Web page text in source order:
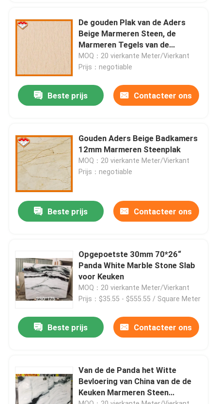
Producten
Over ons
Fabriekstocht
Neem contact met ons op
Gevallen
Vraag een offerte
De Plakken van de granietsteen
De gouden Plak van de Aders
Beige Marmeren Steen, de
Marmeren Tegels van de
Stijlbadkamers
MOQ：20 vierkante Meter/Vierkant
Prijs：negotiable
Beste prijs Contacteer ons
Gouden Aders Beige Badkamers
12mm Marmeren Steenplak
MOQ：20 vierkante Meter/Vierkant
Prijs：negotiable
Beste prijs Contacteer ons
Opgepoetste 30mm 70*26“
Panda White Marble Stone Slab
voor Keuken
MOQ：20 vierkante Meter/Vierkant
Prijs：$35.55 - $555.55 / Square Meter
Beste prijs Contacteer ons
Van de de Panda het Witte
Bevloering van China van de de
Keuken Marmeren Steen